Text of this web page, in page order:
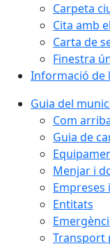
Carpeta
Cita amb
Carta de
Finestra
Informació de
Guia del
Com
Guia de
Menjar i
Empreses
Entitats
Transport